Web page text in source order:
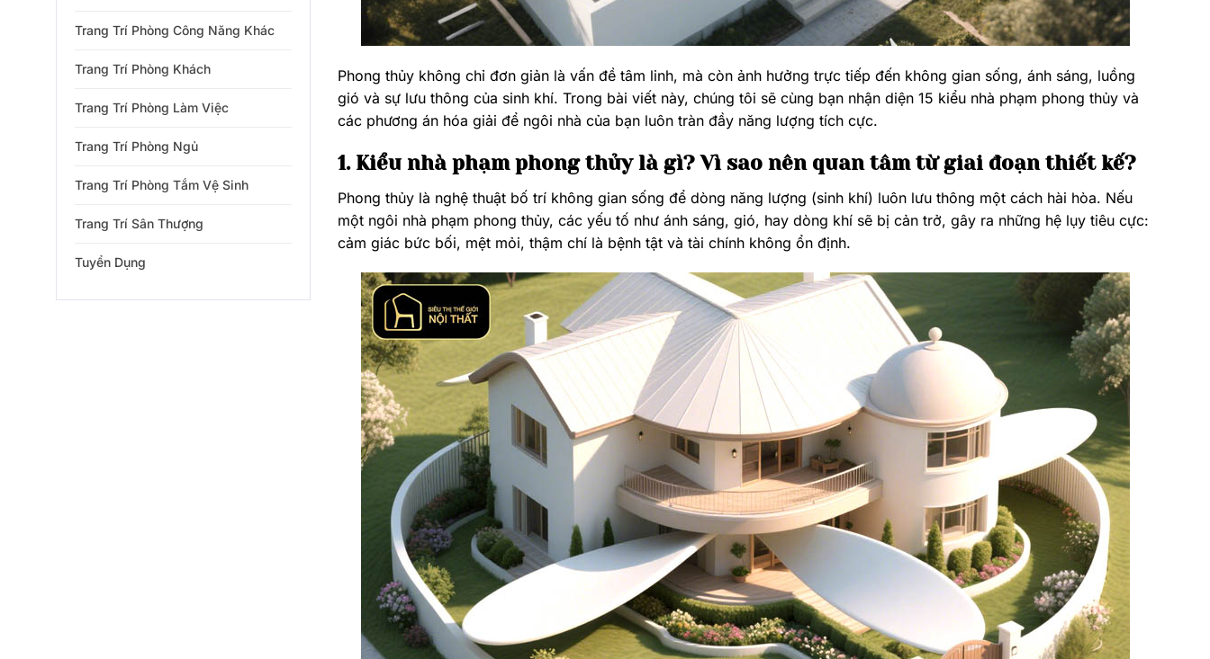
Trang Trí Phòng Công Năng Khác
Trang Trí Phòng Khách
Trang Trí Phòng Làm Việc
Trang Trí Phòng Ngủ
Trang Trí Phòng Tắm Vệ Sinh
Trang Trí Sân Thượng
Tuyển Dụng
Phong thủy không chỉ đơn giản là vấn đề tâm linh, mà còn ảnh hưởng trực tiếp đến không gian sống, ánh sáng, luồng
gió và sự lưu thông của sinh khí. Trong bài viết này, chúng tôi sẽ cùng bạn nhận diện 15 kiểu nhà phạm phong thủy và
các phương án hóa giải để ngôi nhà của bạn luôn tràn đầy năng lượng tích cực.
1. Kiểu nhà phạm phong thủy là gì? Vì sao nên quan tâm từ giai đoạn thiết kế?
Phong thủy là nghệ thuật bố trí không gian sống để dòng năng lượng (sinh khí) luôn lưu thông một cách hài hòa. Nếu
một ngôi nhà phạm phong thủy, các yếu tố như ánh sáng, gió, hay dòng khí sẽ bị cản trở, gây ra những hệ lụy tiêu cực:
cảm giác bức bối, mệt mỏi, thậm chí là bệnh tật và tài chính không ổn định.